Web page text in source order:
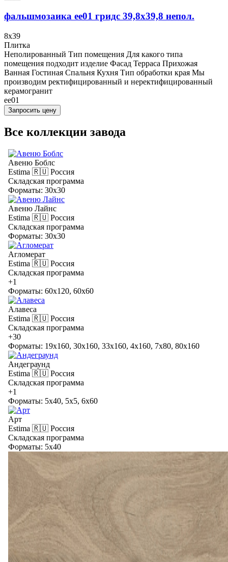
фальшмозаика ee01 гридс 39,8x39,8 непол.
8x39
Плитка
Неполированный Тип помещения Для какого типа
помещения подходит изделие Фасад Терраса Прихожая
Ванная Гостиная Спальня Кухня Тип обработки края Мы
производим ректифицированный и неректифицированный
керамогранит
ee01
Запросить цену
Все коллекции завода
Авеню Боблс
Estima 🇷🇺 Россия
Складская программа
Форматы: 30x30
Авеню Лайнс
Estima 🇷🇺 Россия
Складская программа
Форматы: 30x30
Агломерат
Estima 🇷🇺 Россия
Складская программа
+1
Форматы: 60x120, 60x60
Алавеса
Estima 🇷🇺 Россия
Складская программа
+30
Форматы: 19x160, 30x160, 33x160, 4x160, 7x80, 80x160
Андеграунд
Estima 🇷🇺 Россия
Складская программа
+1
Форматы: 5x40, 5x5, 6x60
Арт
Estima 🇷🇺 Россия
Складская программа
Форматы: 5x40